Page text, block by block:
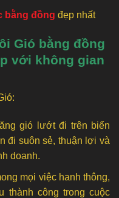
bằng đồng đẹp nhất
Gió bằng đồng
với không gian
gió lướt đi trên biển
đi suôn sẻ, thuận lợi và
doanh.
mọi việc hanh thông,
thành công trong cuộc